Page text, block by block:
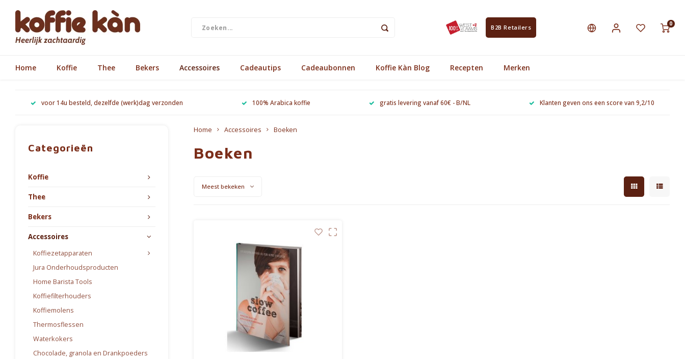
B2B Retailers
0
Home Koffie Thee Bekers Accessoires Cadeautips Cadeaubonnen Koffie Kàn Blog Recepten Merken
voor 14u besteld, dezelfde (werk)dag verzonden 100% Arabica koffie gratis levering vanaf 60€ - B/NL Klanten geven ons een score van 9,2/10
Categorieën
Koffie
Thee
Bekers
Accessoires
Koffiezetapparaten
Jura Onderhoudsproducten
Home Barista Tools
Koffiefilterhouders
Koffiemolens
Thermosflessen
Waterkokers
Chocolade, granola en Drankpoeders
Home Accessoires Boeken
Boeken
Meest bekeken